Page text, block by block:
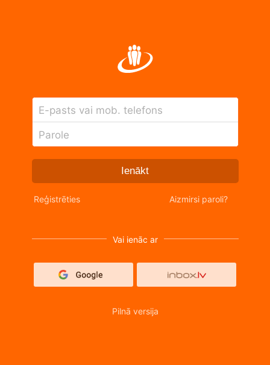
E-pasts vai mob. telefons
Parole
Ienākt
Reģistrēties Aizmirsi paroli?
Vai ienāc ar
Pilnā versija